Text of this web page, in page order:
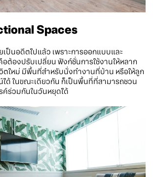
Spaces
เป็นอดีตไปแล้ว เพราะการออกแบบและ
ต้องปรับเปลี่ยน ฟังก์ชั่นการใช้งานให้หลาก
ตใหม่ มีพื้นที่สำหรับนั่งทำงานที่บ้าน หรือให้ลูก
ได้ ในขณะเดียวกัน ก็เป็นพื้นที่ที่สามารถชวน
ค์ร่วมกันในวันหยุดได้